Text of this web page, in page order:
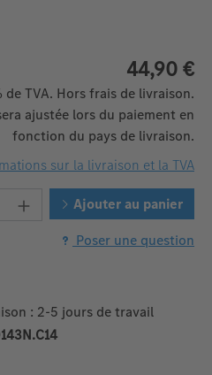
44,90 €
de TVA. Hors frais de livraison.
ajustée lors du paiement en
fonction du pays de livraison.
sur la livraison et la TVA
de produit : Entrez
Ajouter au panier
Poser une question
: 2-5 jours de travail